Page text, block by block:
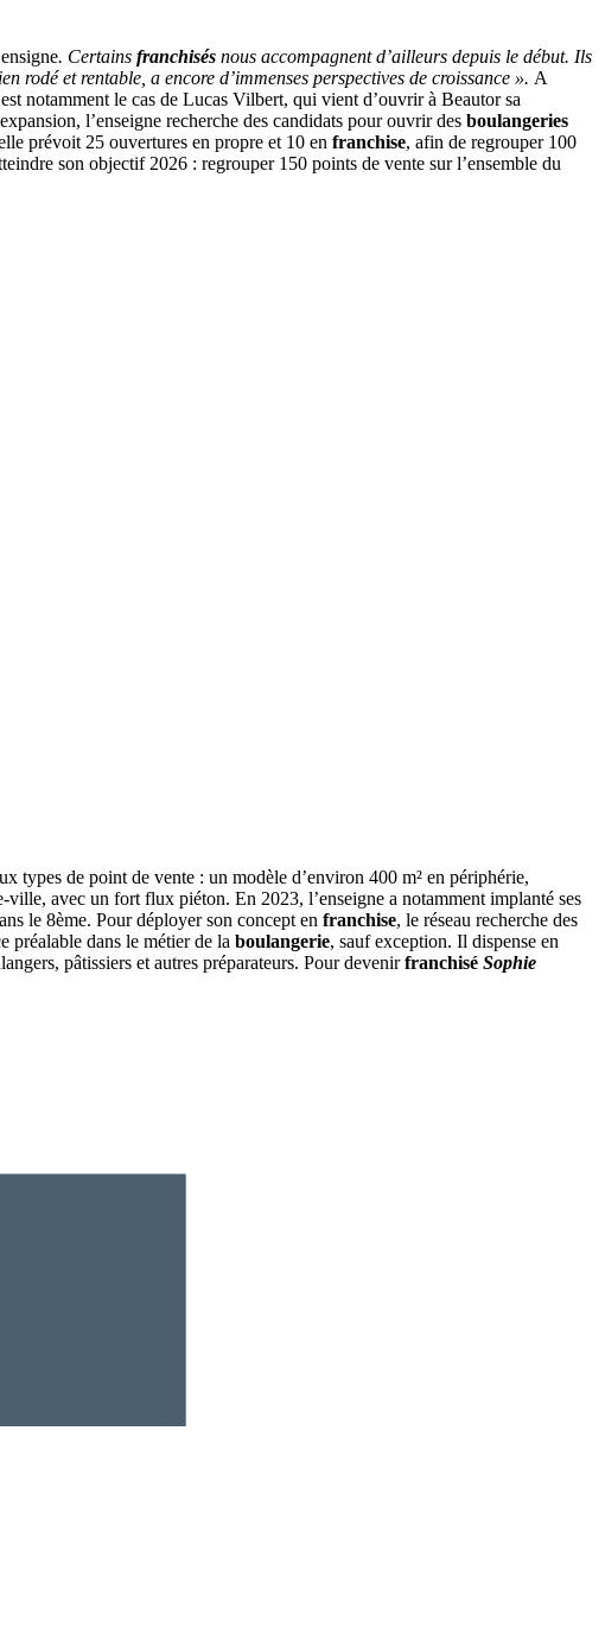
. Certains franchisés nous accompagnent d’ailleurs depuis le début. Ils
rodé et rentable, a encore d’immenses perspectives de croissance ». A
notamment le cas de Lucas Vilbert, qui vient d’ouvrir à Beautor sa
l’enseigne recherche des candidats pour ouvrir des boulangeries
prévoit 25 ouvertures en propre et 10 en franchise, afin de regrouper 100
son objectif 2026 : regrouper 150 points de vente sur l’ensemble du
types de point de vente : un modèle d’environ 400 m² en périphérie,
avec un fort flux piéton. En 2023, l’enseigne a notamment implanté ses
le 8ème. Pour déployer son concept en franchise, le réseau recherche des
préalable dans le métier de la boulangerie, sauf exception. Il dispense en
pâtissiers et autres préparateurs. Pour devenirfranchisé Sophie